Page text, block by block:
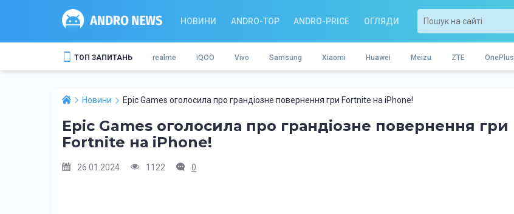
НОВИНИ ANDRO-TOP ANDRO-PRICE ОГЛЯДИ
ТОП ЗАПИТАНЬ realme iQOO Vivo Samsung Xiaomi Huawei Meizu ZTE OnePlus
Новини Epic Games оголосила про грандіозне повернення гри Fortnite на iPhone!
Epic Games оголосила про грандіозне повернення гри
Fortnite на iPhone!
26.01.2024 1122 0